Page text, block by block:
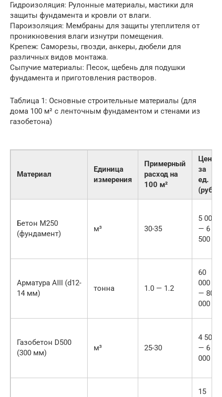
Гидроизоляция: Рулонные материалы, мастики для
защиты фундамента и кровли от влаги.
Пароизоляция: Мембраны для защиты утеплителя от
проникновения влаги изнутри помещения.
Крепеж: Саморезы, гвозди, анкеры, дюбели для
различных видов монтажа.
Сыпучие материалы: Песок, щебень для подушки
фундамента и приготовления растворов.
Таблица 1: Основные строительные материалы (для
дома 100 м² с ленточным фундаментом и стенами из
газобетона)
Материал
Единица
измерения
Примерный
расход на
100 м²
Цена
за
ед.
(руб.)
Бетон М250
(фундамент)
м³ 30-35
5 000
— 6
500
Арматура АIII (d12-
14 мм)
тонна 1.0 — 1.2
60
000
— 80
000
Газобетон D500
(300 мм)
м³ 25-30
4 500
— 6
000
15